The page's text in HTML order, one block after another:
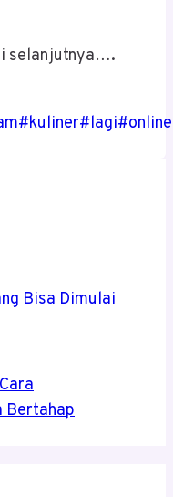
selanjutnya….
#kuliner#lagi#online
Bisa Dimulai
Bertahap